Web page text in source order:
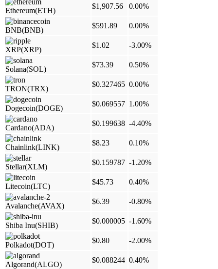
Ethereum(ETH)
$1,907.56 0.00%
BNB(BNB)
$591.89 0.00%
XRP(XRP)
$1.02 -3.00%
Solana(SOL)
$73.39 0.50%
TRON(TRX)
$0.327465 0.00%
Dogecoin(DOGE)
$0.069557 1.00%
Cardano(ADA)
$0.199638 -4.40%
Chainlink(LINK)
$8.23 0.10%
Stellar(XLM)
$0.159787 -1.20%
Litecoin(LTC)
$45.73 0.40%
Avalanche(AVAX)
$6.39 -0.80%
Shiba Inu(SHIB)
$0.000005 -1.60%
Polkadot(DOT)
$0.80 -2.00%
Algorand(ALGO)
$0.088244 0.40%